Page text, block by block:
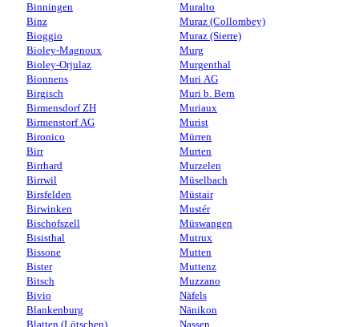
Binningen
Binz
Bioggio
Bioley-Magnoux
Bioley-Orjulaz
Bionnens
Birgisch
Birmensdorf ZH
Birmenstorf AG
Bironico
Birr
Birrhard
Birrwil
Birsfelden
Birwinken
Bischofszell
Bisisthal
Bissone
Bister
Bitsch
Bivio
Blankenburg
Blatten (Lötschen)
Muralto
Muraz (Collombey)
Muraz (Sierre)
Murg
Murgenthal
Muri AG
Muri b. Bern
Muriaux
Murist
Mürren
Murten
Murzelen
Müselbach
Müstair
Mustér
Müswangen
Mutrux
Mutten
Muttenz
Muzzano
Näfels
Nänikon
Nassen